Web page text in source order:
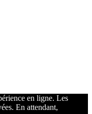
en ligne. Les
En attendant,